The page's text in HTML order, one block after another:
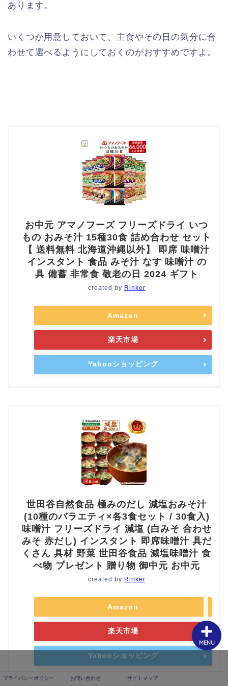
あります。
いくつか用意しておいて、主食やその日の気分に合
わせて選べるようにしておくのがおすすめですよ。
お中元 アマノフーズ フリーズドライ いつ
もの おみそ汁 15種30食 詰め合わせ セット
【 送料無料 北海道沖縄以外】 即席 味噌汁
インスタント 食品 みそ汁 なす 味噌汁 の
具 備蓄 非常食 敬老の日 2024 ギフト
created by Rinker
Amazon
楽天市場
Yahooショッピング
世田谷自然食品 極みのだし 減塩おみそ汁
(10種のバラエティ×各3食セット / 30食入)
味噌汁 フリーズドライ 減塩 (白みそ 合わせ
みそ 赤だし) インスタント 即席味噌汁 具だ
くさん 具材 野菜 世田谷食品 減塩味噌汁 食
べ物 プレゼント 贈り物 御中元 お中元
created by Rinker
Amazon
楽天市場
Yahooショッピング
プライバシーポリシー お問い合わせ サイトマップ
MENU
プライバシーポリシー
お問い合わせ
サイトマップ